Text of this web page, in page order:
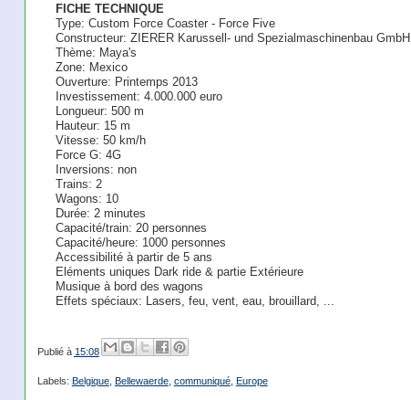
FICHE TECHNIQUE
Type: Custom Force Coaster - Force Five
Constructeur: ZIERER Karussell- und Spezialmaschinenbau GmbH
Thème: Maya's
Zone: Mexico
Ouverture: Printemps 2013
Investissement: 4.000.000 euro
Longueur: 500 m
Hauteur: 15 m
Vitesse: 50 km/h
Force G: 4G
Inversions: non
Trains: 2
Wagons: 10
Durée: 2 minutes
Capacité/train: 20 personnes
Capacité/heure: 1000 personnes
Accessibilité à partir de 5 ans
Eléments uniques Dark ride & partie Extérieure
Musique à bord des wagons
Effets spéciaux: Lasers, feu, vent, eau, brouillard, ...
Publié à 15:08
Labels: Belgique, Bellewaerde, communiqué, Europe